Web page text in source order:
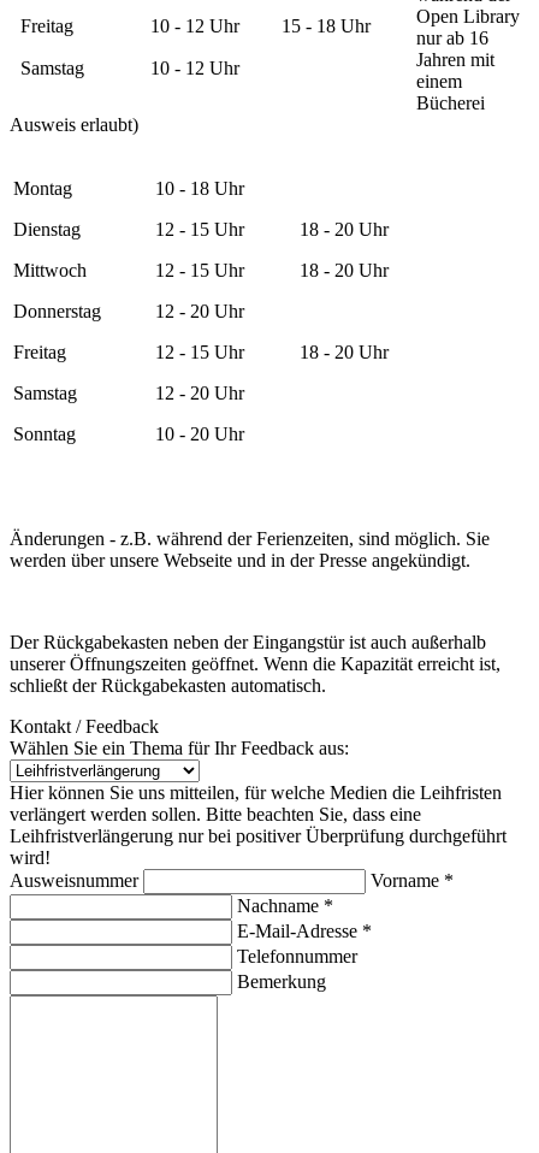
Freitag 10 - 12 Uhr 15 - 18 Uhr
Samstag 10 - 12 Uhr
Open Library
nur ab 16
Jahren mit
einem
Bücherei
Ausweis erlaubt)
Montag
Dienstag
Mittwoch
Donnerstag
Freitag
Samstag
Sonntag
10 - 18 Uhr
12 - 15 Uhr
12 - 15 Uhr
12 - 20 Uhr
12 - 15 Uhr
12 - 20 Uhr
10 - 20 Uhr
18 - 20 Uhr
18 - 20 Uhr
18 - 20 Uhr
Änderungen - z.B. während der Ferienzeiten, sind möglich. Sie
werden über unsere Webseite und in der Presse angekündigt.
Der Rückgabekasten neben der Eingangstür ist auch außerhalb
unserer Öffnungszeiten geöffnet. Wenn die Kapazität erreicht ist,
schließt der Rückgabekasten automatisch.
Kontakt / Feedback
Wählen Sie ein Thema für Ihr Feedback aus:
Hier können Sie uns mitteilen, für welche Medien die Leihfristen
verlängert werden sollen. Bitte beachten Sie, dass eine
Leihfristverlängerung nur bei positiver Überprüfung durchgeführt
wird!
Ausweisnummer
Vorname *
Nachname *
E-Mail-Adresse *
Telefonnummer
Bemerkung